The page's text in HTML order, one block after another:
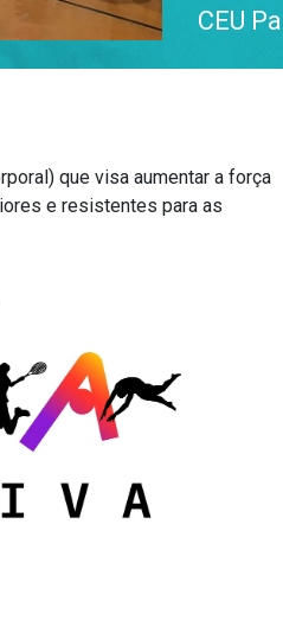
CEU
que visa aumentar a força
e resistentes para as